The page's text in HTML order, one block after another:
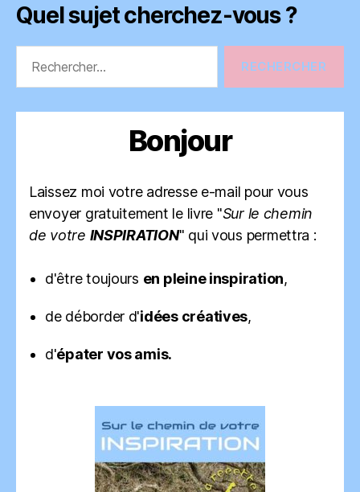
Quel sujet cherchez-vous ?
Bonjour
Laissez moi votre adresse e-mail pour vous
envoyer gratuitement le livre "Sur le chemin
de votre INSPIRATION" qui vous permettra :
d'être toujours en pleine inspiration,
de déborder d'idées créatives,
d'épater vos amis.